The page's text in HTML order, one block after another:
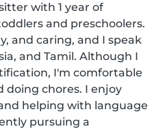
with 1 year of
and preschoolers.
and caring, and I speak
and Tamil. Although I
I'm comfortable
doing chores. I enjoy
helping with language
pursuing a